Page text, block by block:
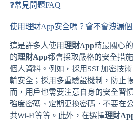
❓常見問題FAQ
使用理財App安全嗎？會不會洩漏個
這是許多人使用理財App時最關心
的理財App都會採取嚴格的安全措
個人資料。例如，採用SSL加密技
輸安全；採用多重驗證機制，防止
而，用戶也需要注意自身的安全習
強度密碼、定期更換密碼、不要在
共Wi-Fi等等。此外，在選擇理財